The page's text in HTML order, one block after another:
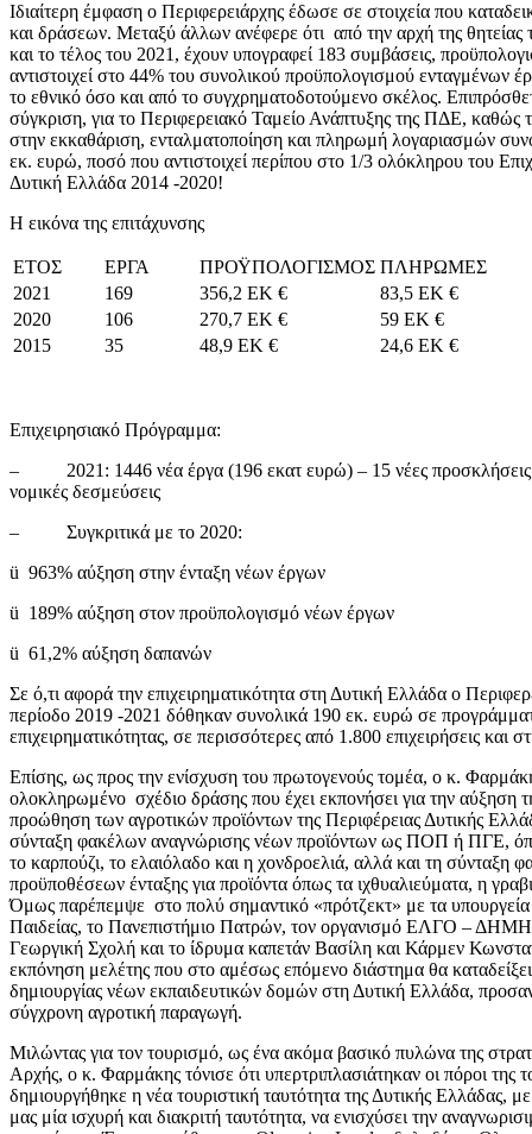
Ιδιαίτερη έμφαση ο Περιφερειάρχης έδωσε σε στοιχεία που
και δράσεων. Μεταξύ άλλων ανέφερε ότι από την αρχή της θητείας
και το τέλος του 2021, έχουν υπογραφεί 183 συμβάσεις,
αντιστοιχεί στο 44% του συνολικού προϋπολογισμού ενταγμένων
το εθνικό όσο και από το συγχρηματοδοτούμενο σκέλος.
σύγκριση, για το Περιφερειακό Ταμείο Ανάπτυξης της ΠΔΕ, καθώς
στην εκκαθάριση, ενταλματοποίηση και πληρωμή λογαριασμών
εκ. ευρώ, ποσό που αντιστοιχεί περίπου στο 1/3 ολόκληρου του
Δυτική Ελλάδα 2014 -2020!
Η εικόνα της επιτάχυνσης
ΕΤΟΣ ΕΡΓΑ ΠΡΟΫΠΟΛΟΓΙΣΜΟΣ ΠΛΗΡΩΜΕΣ
2021
169 356,2 ΕΚ €
83,5 ΕΚ €
2020
106 270,7 ΕΚ €
59 ΕΚ €
2015
35 48,9 ΕΚ € 24,6 ΕΚ €
Επιχειρησιακό Πρόγραμμα:
– 2021: 1446 νέα έργα (196 εκατ ευρώ) – 15 νέες προσκλήσεις
νομικές δεσμεύσεις
– Συγκριτικά με το 2020:
ü 963% αύξηση στην ένταξη νέων έργων
ü 189% αύξηση στον προϋπολογισμό νέων έργων
ü 61,2% αύξηση δαπανών
Σε ό,τι αφορά την επιχειρηματικότητα στη Δυτική Ελλάδα ο
περίοδο 2019 -2021 δόθηκαν συνολικά 190 εκ. ευρώ σε
επιχειρηματικότητας, σε περισσότερες από 1.800 επιχειρήσεις και
Επίσης, ως προς την ενίσχυση του πρωτογενούς τομέα, ο κ.
ολοκληρωμένο σχέδιο δράσης που έχει εκπονήσει για την αύξηση
προώθηση των αγροτικών προϊόντων της Περιφέρειας Δυτικής
σύνταξη φακέλων αναγνώρισης νέων προϊόντων ως ΠΟΠ ή ΠΓΕ,
το καρπούζι, το ελαιόλαδο και η χονδροελιά, αλλά και τη σύνταξη
προϋποθέσεων ένταξης για προϊόντα όπως τα ιχθυαλιεύματα, η
Όμως παρέπεμψε στο πολύ σημαντικό «πρότζεκτ» με τα υπουργεία
Παιδείας, το Πανεπιστήμιο Πατρών, τον οργανισμό ΕΛΓΟ –
Γεωργική Σχολή και το ίδρυμα καπετάν Βασίλη και Κάρμεν
εκπόνηση μελέτης που στο αμέσως επόμενο διάστημα θα καταδείξει
δημιουργίας νέων εκπαιδευτικών δομών στη Δυτική Ελλάδα,
σύγχρονη αγροτική παραγωγή.
Μιλώντας για τον τουρισμό, ως ένα ακόμα βασικό πυλώνα της
Αρχής, ο κ. Φαρμάκης τόνισε ότι υπερτριπλασιάτηκαν οι πόροι της
δημιουργήθηκε η νέα τουριστική ταυτότητα της Δυτικής Ελλάδας,
μας μία ισχυρή και διακριτή ταυτότητα, να ενισχύσει την